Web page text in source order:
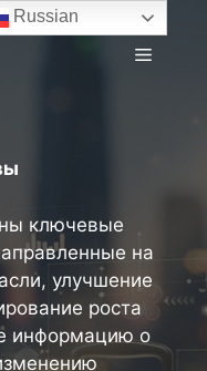
Меню
ключевые
на
улучшение
роста
информацию о
Russian